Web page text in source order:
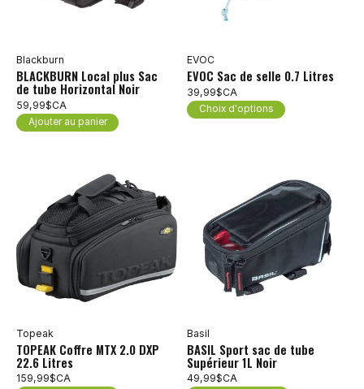
Blackburn
BLACKBURN Local plus Sac
de tube Horizontal Noir
59,99$CA
Ajouter au panier
EVOC
EVOC Sac de selle 0.7 Litres
39,99$CA
Choix d'options
Topeak
TOPEAK Coffre MTX 2.0 DXP
22.6 Litres
159,99$CA
Basil
BASIL Sport sac de tube
Supérieur 1L Noir
49,99$CA